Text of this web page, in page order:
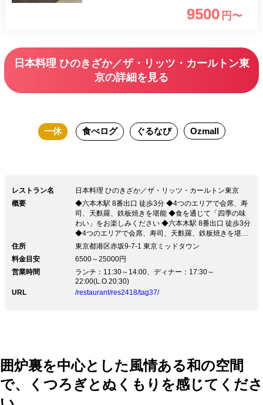
アートを思わせる漆塗りや、江戸切子の
ダンの融合をちりばめた特徴的なデザイ
ンとなっており、また、目の前には東京
の街が広がり、高層階からならではのす
間をお楽しみいただけます。
9500 円〜
日本料理 ひのきざか／ザ・リッツ・カールトン東
京の詳細を見る
一休 食べログ ぐるなび Ozmall
レストラン名
日本料理 ひのきざか／ザ・リッツ・カールトン東京
概要
◆六本木駅 8番出口 徒歩3分 ◆4つのエリアで会席、寿
司、天麩羅、鉄板焼きを堪能 ◆食を通じて「四季の味
わい」をお楽しみください ◆六本木駅 8番出口 徒歩3分
◆4つのエリアで会席、寿司、天麩羅、鉄板焼きを堪能
◆食を通じて「四季の味わい」をお楽しみください日本
本来の味を大切に、 国産食材を使用した、正統派の日
本料理をご提供しております。 会席、寿司、天麩羅、
鉄板焼きの4つのエリアからなる空間で、 なかなか味わ
うことのできない上質なひと時をお過ごしくださいま
住所
東京都港区赤坂9-7-1 東京ミッドタウン
料金目安
6500～25000円
営業時間
ランチ：11:30～14:00、ディナー：17:30～
22:00(L.O.20:30)
URL
/restaurant/res2418/tag37/
囲炉裏を中心とした風情ある和の空間
で、くつろぎとぬくもりを感じてくださ